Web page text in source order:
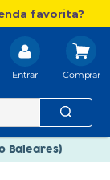
favorita?
Entrar
Baleares)